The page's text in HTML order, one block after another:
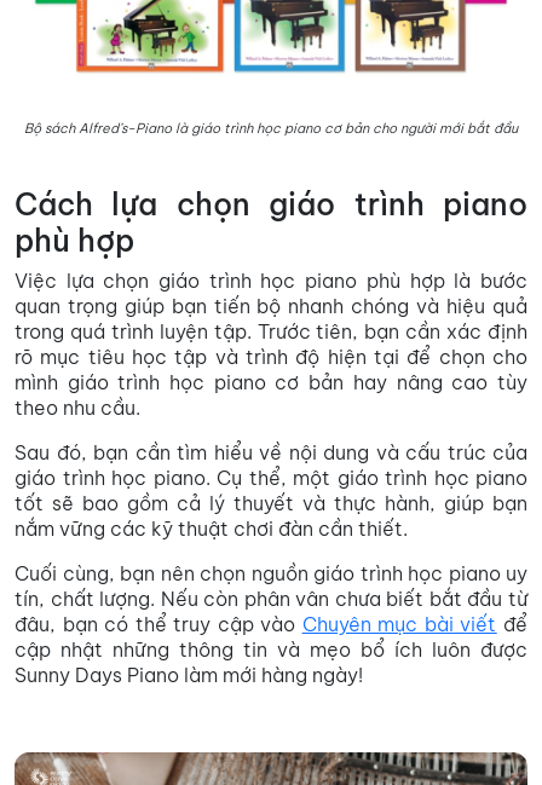
Bộ sách Alfred’s-Piano là giáo trình học piano cơ bản cho người mới bắt đầu
Cách lựa chọn giáo trình piano
phù hợp
Việc lựa chọn giáo trình học piano phù hợp là bước
quan trọng giúp bạn tiến bộ nhanh chóng và hiệu quả
trong quá trình luyện tập. Trước tiên, bạn cần xác định
rõ mục tiêu học tập và trình độ hiện tại để chọn cho
mình giáo trình học piano cơ bản hay nâng cao tùy
theo nhu cầu.
Sau đó, bạn cần tìm hiểu về nội dung và cấu trúc của
giáo trình học piano. Cụ thể, một giáo trình học piano
tốt sẽ bao gồm cả lý thuyết và thực hành, giúp bạn
nắm vững các kỹ thuật chơi đàn cần thiết.
Cuối cùng, bạn nên chọn nguồn giáo trình học piano uy
tín, chất lượng. Nếu còn phân vân chưa biết bắt đầu từ
đâu, bạn có thể truy cập vào Chuyên mục bài viết để
cập nhật những thông tin và mẹo bổ ích luôn được
Sunny Days Piano làm mới hàng ngày!